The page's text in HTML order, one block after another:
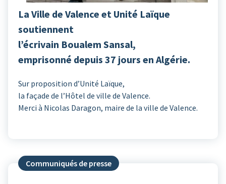
La Ville de Valence et Unité Laïque
soutiennent
l’écrivain Boualem Sansal,
emprisonné depuis 37 jours en Algérie.
Sur proposition d’Unité Laïque,
la façade de l’Hôtel de ville de Valence.
Merci à Nicolas Daragon, maire de la ville de Valence.
Communiqués de presse